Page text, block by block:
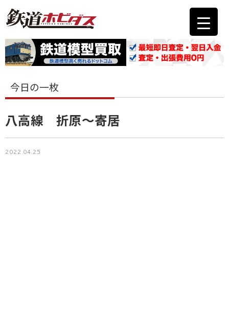
今日の一枚
八高線 折原～寄居
2022.04.25